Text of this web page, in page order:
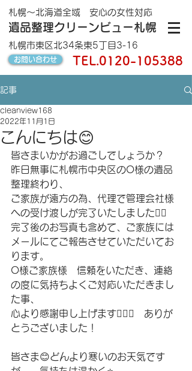
遺品整理クリーンビュー札幌
札幌～北海道全域 安心の女性対応
札幌市東区北34条東5丁目3-16
お問い合わせ TEL.0120-105388
記事
こんにちは😊
cleanview168
2022年11月1日
皆さまいかがお過ごしでしょうか？
昨日無事に札幌市中央区のO様の遺品
整理終わり、
ご家族が遠方の為、代理で管理会社様
への受け渡しが完了いたしました🙇‍♂️
完了後のお写真も含めて、ご家族には
メールにてご報告させていただいてお
ります。
O様ご家族様　信頼をいただき、連絡
の度に気持ちよくご対応いただきまし
た事、
心より感謝申し上げます🙇‍♂️✨　ありが
とうございました！
皆さま😊どんより寒いのお天気です